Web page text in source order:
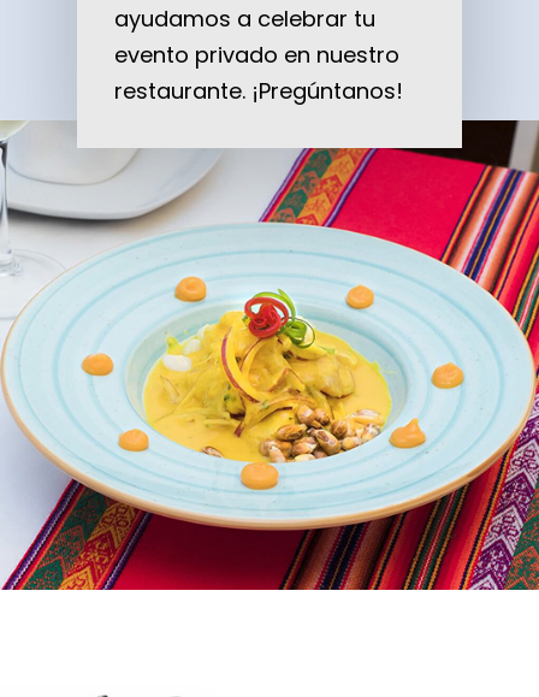
ayudamos a celebrar tu
evento privado en nuestro
restaurante. ¡Pregúntanos!